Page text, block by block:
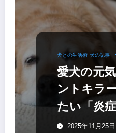
犬との生活術 犬の記事
愛犬の元
ントキラ
たい「炎
対策
2025年11月25日